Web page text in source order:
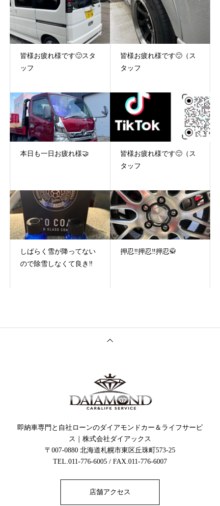
皆様お疲れ様です🙂スタ
ッフ
皆様お疲れ様です🙂（ス
タッフ
本日も一日お疲れ様🤝
皆様お疲れ様です🙂（ス
タッフ
しばらく雪が降ってない
ので除雪しなくて良き‼️
押忍‼️押忍‼️押忍🥋
即納車専門と自社ローンのダイアモンドカー＆ライフサービ
ス｜株式会社ダイアックス
〒007-0880 北海道札幌市東区丘珠町573-25
TEL.011-776-6005 / FAX.011-776-6007
店舗アクセス